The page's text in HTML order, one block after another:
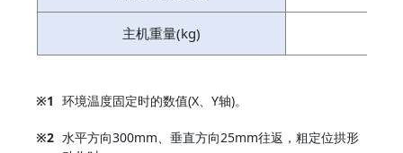
主机重量(kg)
※1 环境温度固定时的数值(X、Y轴)。
※2 水平方向300mm、垂直方向25mm往返，粗定位拱形